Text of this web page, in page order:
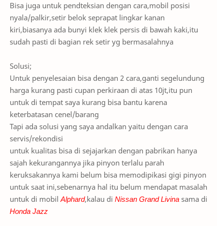
Bisa juga untuk pendteksian dengan cara,mobil posisi
nyala/palkir,setir belok seprapat lingkar kanan
kiri,biasanya ada bunyi klek klek persis di bawah kaki,itu
sudah pasti di bagian rek setir yg bermasalahnya
Solusi;
Untuk penyelesaian bisa dengan 2 cara,ganti segelundung
harga kurang pasti cupan perkiraan di atas 10jt,itu pun
untuk di tempat saya kurang bisa bantu karena
keterbatasan cenel/barang
Tapi ada solusi yang saya andalkan yaitu dengan cara
servis/rekondisi
untuk kualitas bisa di sejajarkan dengan pabrikan hanya
sajah kekurangannya jika pinyon terlalu parah
keruksakannya kami belum bisa memodipikasi gigi pinyon
untuk saat ini,sebenarnya hal itu belum mendapat masalah
untuk di mobilAlphard,kalau di Nissan Grand Livina sama di
Honda Jazz